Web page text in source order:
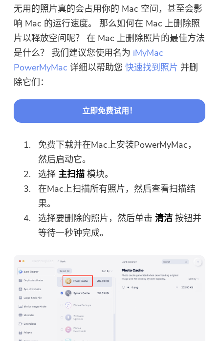
无用的照片真的会占用你的 Mac 空间，甚至会影
响 Mac 的运行速度。 那么如何在 Mac 上删除照
片以释放空间呢？ 在 Mac 上删除照片的最佳方法
是什么？ 我们建议您使用名为 iMyMac
PowerMyMac 详细以帮助您快速找到照片 并删
除它们：
立即免费试用！
免费下载并在Mac上安装PowerMyMac，
然后启动它。
选择 主扫描 模块。
在Mac上扫描所有照片，然后查看扫描结
果。
选择要删除的照片，然后单击清洁 按钮并
等待一秒钟完成。